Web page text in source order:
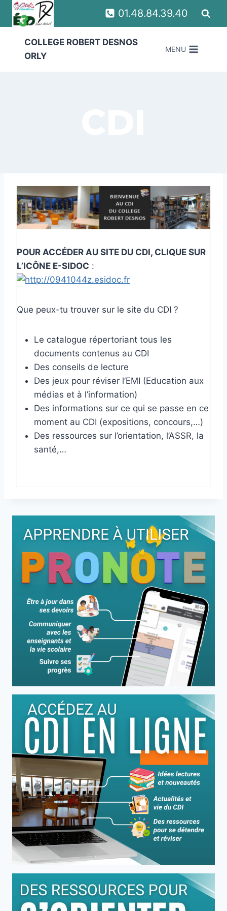
Aller
01.48.84.39.40
COLLEGE ROBERT DESNOS
ORLY
MENU
POUR ACCÉDER AU SITE DU CDI, CLIQUE SUR
L’ICÔNE E-SIDOC :
Que peux-tu trouver sur le site du CDI ?
Le catalogue répertoriant tous les
documents contenus au CDI
Des conseils de lecture
Des jeux pour réviser l’EMI (Education aux
médias et à l’information)
Des informations sur ce qui se passe en ce
moment au CDI (expositions, concours,…)
Des ressources sur l’orientation, l’ASSR, la
santé,…